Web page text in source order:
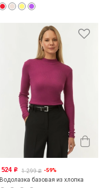
524 o 1 299o -59%
Водолазка базовая из хлопка